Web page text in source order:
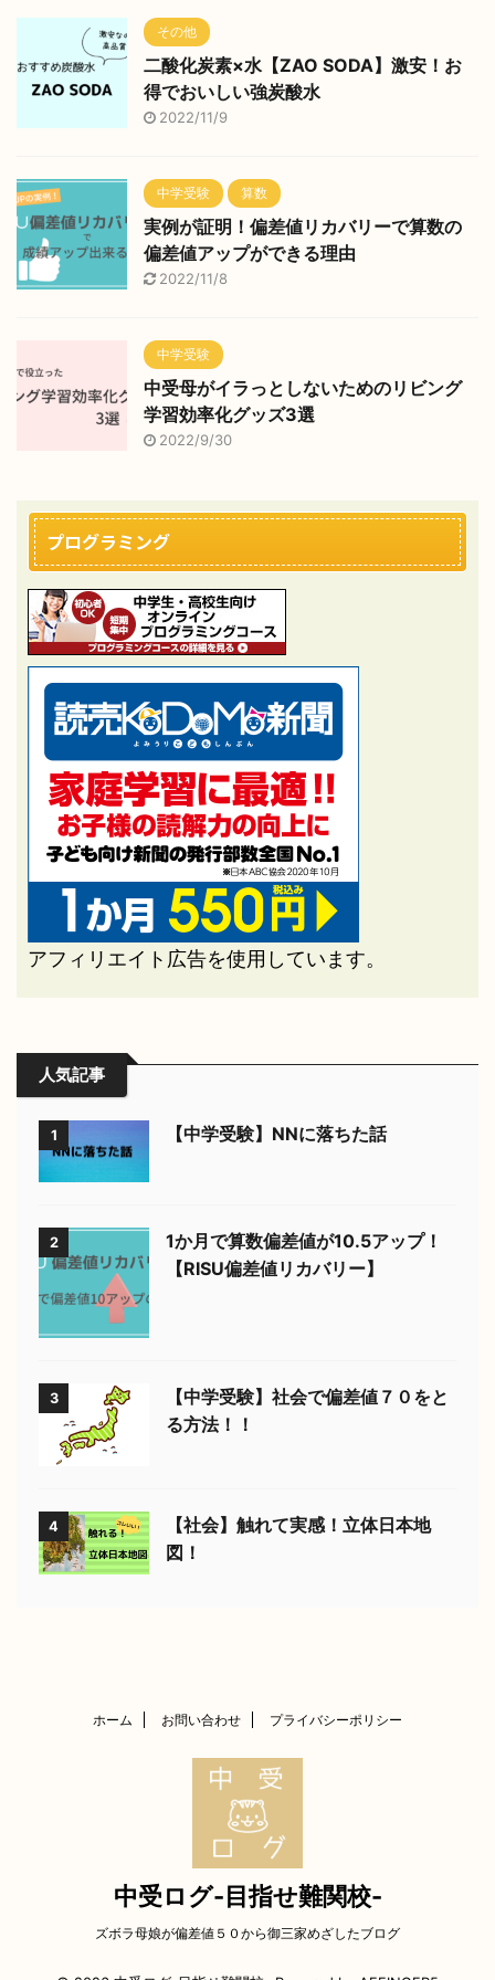
その他
二酸化炭素×水【ZAO SODA】激安！お
得でおいしい強炭酸水
2022/11/9
中学受験 算数
実例が証明！偏差値リカバリーで算数の
偏差値アップができる理由
2022/11/8
中学受験
中受母がイラっとしないためのリビング
学習効率化グッズ3選
2022/9/30
プログラミング
アフィリエイト広告を使用しています。
人気記事
1 【中学受験】NNに落ちた話
2
1か月で算数偏差値が10.5アップ！
【RISU偏差値リカバリー】
3
【中学受験】社会で偏差値７０をと
る方法！！
4
【社会】触れて実感！立体日本地
図！
ホーム お問い合わせ プライバシーポリシー
中受ログ-目指せ難関校-
ズボラ母娘が偏差値５０から御三家めざしたブログ